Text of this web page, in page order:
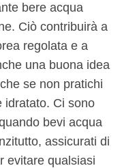
bere acqua
Ciò contribuirà a
regolata e a
una buona idea
se non pratichi
idratato. Ci sono
bevi acqua
assicurati di
evitare qualsiasi